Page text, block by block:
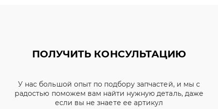
ПОЛУЧИТЬ КОНСУЛЬТАЦИЮ
У нас большой опыт по подбору запчастей, и мы с
радостью поможем вам найти нужную деталь, даже
если вы не знаете ее артикул